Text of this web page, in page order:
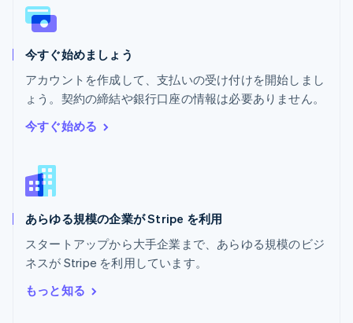
今すぐ始めましょう
アカウントを作成して、支払いの受け付けを開始しまし
ょう。契約の締結や銀行口座の情報は必要ありません。
今すぐ始める
あらゆる規模の企業が Stripe を利用
スタートアップから大手企業まで、あらゆる規模のビジ
ネスが Stripe を利用しています。
もっと知る
Nederlands
ポーランド
ポルトガル
マルタ
English
マレーシア
Español
ラトビア
リトアニア
リヒテンシュタイン
DeutschEnglish
ルーマニア
English